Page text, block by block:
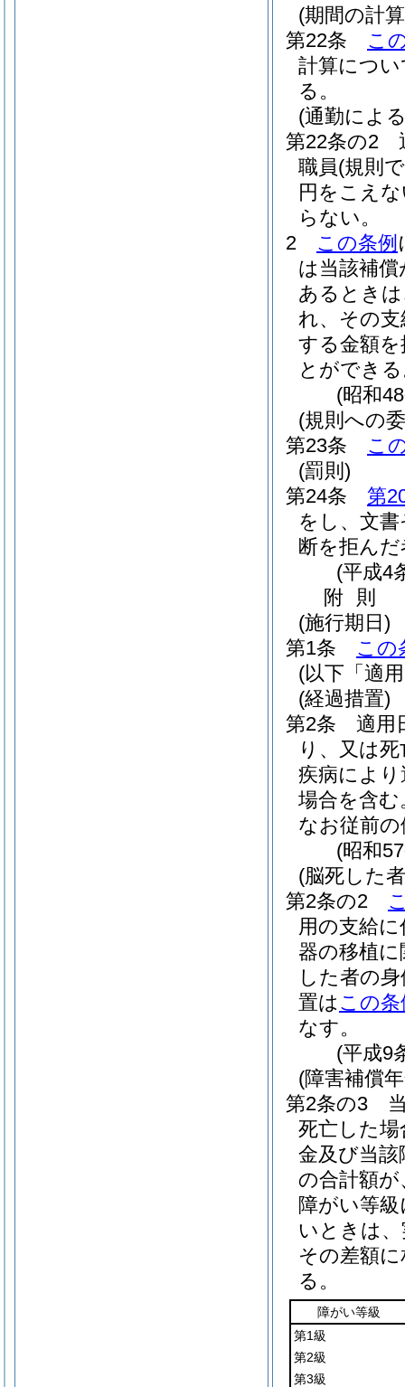
(期間の計
第22条
こ
計算につ
る。
(通勤によ
第22条の2
職員(規則
円をこえ
らない。
2
この条例
は当該補
あるとき
れ、その
する金額
とができ
(昭和
(規則への
第23条
こ
(罰則)
第24条
第
をし、文
断を拒ん
(平成4
附 則
(施行期日)
第1条
この
(以下「適
(経過措置)
第2条
適用
り、又は
疾病によ
場合を含む
なお従前
(昭和
(脳死した
第2条の2
用の支給
器の移植
した者の
置は この条
なす。
(平成9
(障害補償
第2条の3
死亡した
金及び当該
の合計額が
障がい等
いときは
その差額
る。
障がい等級
第1級
第2級
第3級